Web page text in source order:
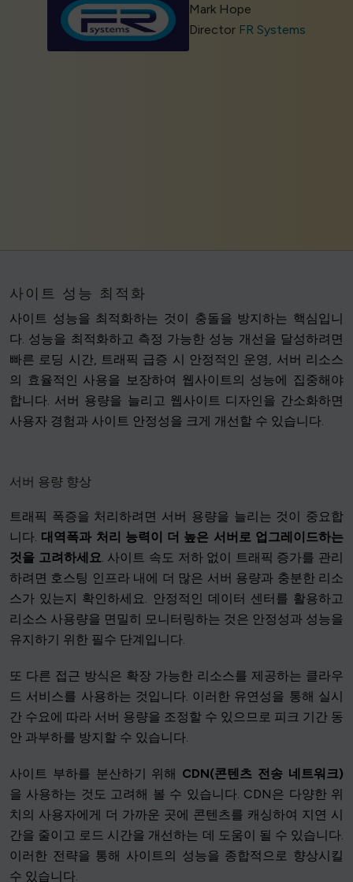
Mark Hope
Director FR Systems
사이트 성능 최적화
사이트 성능을 최적화하는 것이 충돌을 방지하는 핵심입니
다. 성능을 최적화하고 측정 가능한 성능 개선을 달성하려면
빠른 로딩 시간, 트래픽 급증 시 안정적인 운영, 서버 리소스
의 효율적인 사용을 보장하여 웹사이트의 성능에 집중해야
합니다. 서버 용량을 늘리고 웹사이트 디자인을 간소화하면
사용자 경험과 사이트 안정성을 크게 개선할 수 있습니다.
서버 용량 향상
트래픽 폭증을 처리하려면 서버 용량을 늘리는 것이 중요합
니다. 대역폭과 처리 능력이 더 높은 서버로 업그레이드하는
것을 고려하세요. 사이트 속도 저하 없이 트래픽 증가를 관리
하려면 호스팅 인프라 내에 더 많은 서버 용량과 충분한 리소
스가 있는지 확인하세요. 안정적인 데이터 센터를 활용하고
리소스 사용량을 면밀히 모니터링하는 것은 안정성과 성능을
유지하기 위한 필수 단계입니다.
또 다른 접근 방식은 확장 가능한 리소스를 제공하는 클라우
드 서비스를 사용하는 것입니다. 이러한 유연성을 통해 실시
간 수요에 따라 서버 용량을 조정할 수 있으므로 피크 기간 동
안 과부하를 방지할 수 있습니다.
사이트 부하를 분산하기 위해 CDN(콘텐츠 전송 네트워크)
을 사용하는 것도 고려해 볼 수 있습니다. CDN은 다양한 위
치의 사용자에게 더 가까운 곳에 콘텐츠를 캐싱하여 지연 시
간을 줄이고 로드 시간을 개선하는 데 도움이 될 수 있습니다.
이러한 전략을 통해 사이트의 성능을 종합적으로 향상시킬
수 있습니다.